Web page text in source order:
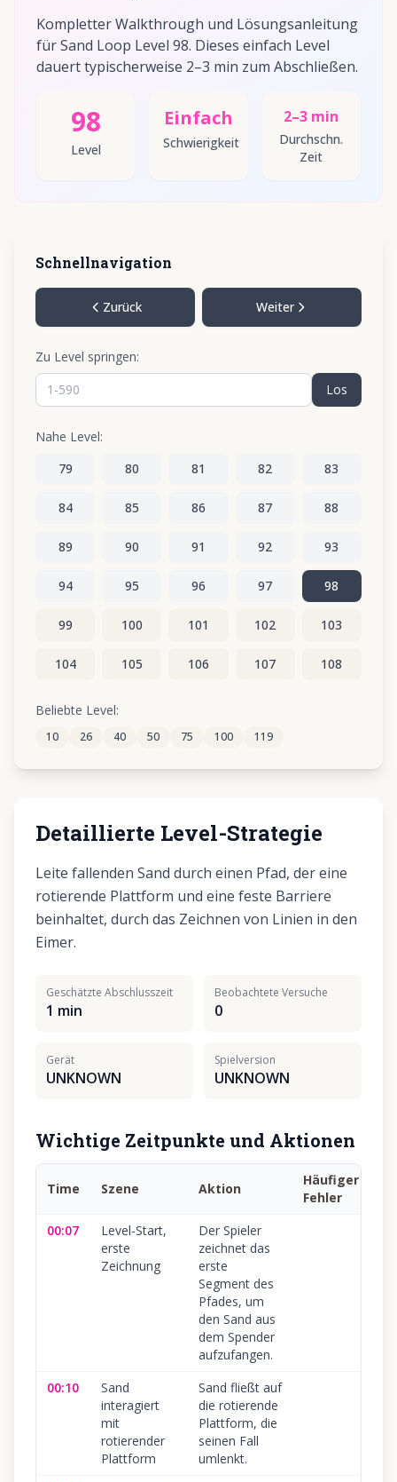
Kompletter Walkthrough und Lösungsanleitung
für Sand Loop Level 98. Dieses einfach Level
dauert typischerweise 2–3 min zum Abschließen.
98
Level
Einfach
Schwierigkeit
2–3 min
Durchschn.
Zeit
Schnellnavigation
Zurück Weiter
Zu Level springen:
Los
Nahe Level:
79
80 81 82 83
84 85 86 87 88
89 90 91 92 93
94 95 96 97 98
99 100 101 102 103
104 105 106 107 108
109
114 115 116 117
Beliebte Level:
10 26 40 50 75 100 119
Detaillierte Level-Strategie
Leite fallenden Sand durch einen Pfad, der eine
rotierende Plattform und eine feste Barriere
beinhaltet, durch das Zeichnen von Linien in den
Eimer.
Geschätzte Abschlusszeit
1 min
Beobachtete Versuche
0
Gerät
UNKNOWN
Spielversion
UNKNOWN
Wichtige Zeitpunkte und Aktionen
Time Szene Aktion
Häufiger
Fehler
00:07
Level-Start,
erste
Zeichnung
Der Spieler
zeichnet das
erste
Segment des
Pfades, um
den Sand aus
dem Spender
aufzufangen.
00:10
Sand
interagiert
mit
rotierender
Plattform
Sand fließt auf
die rotierende
Plattform, die
seinen Fall
umlenkt.